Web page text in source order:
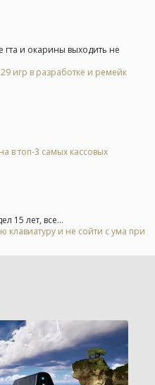
гта и окарины выходить не
игр в разработке и ремейк
в топ-3 самых кассовых
15 лет, все...
клавиатуру и не сойти с ума при